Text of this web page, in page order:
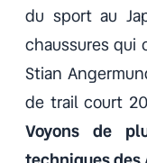
du sport au
chaussures qui
Stian
de trail court
Voyons de